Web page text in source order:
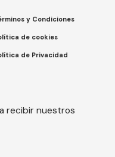
y Condiciones
de cookies
de Privacidad
recibir nuestros